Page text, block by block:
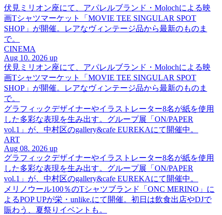
伏見ミリオン座にて、アパレルブランド・Molochによる映
画Tシャツマーケット「MOVIE TEE SINGULAR SPOT
SHOP」が開催。レアなヴィンテージ品から最新のものま
で。
CINEMA
Aug 10. 2026 up
伏見ミリオン座にて、アパレルブランド・Molochによる映
画Tシャツマーケット「MOVIE TEE SINGULAR SPOT
SHOP」が開催。レアなヴィンテージ品から最新のものま
で。
グラフィックデザイナーやイラストレーター8名が紙を使用
した多彩な表現を生み出す。グループ展「ON/PAPER
vol.1」が、中村区のgallery&cafe EUREKAにて開催中。
ART
Aug 08. 2026 up
グラフィックデザイナーやイラストレーター8名が紙を使用
した多彩な表現を生み出す。グループ展「ON/PAPER
vol.1」が、中村区のgallery&cafe EUREKAにて開催中。
メリノウール100％のTシャツブランド「ONC MERINO」に
よるPOP UPが栄・unlike.にて開催。初日は飲食出店やDJで
賑わう、夏祭りイベントも。